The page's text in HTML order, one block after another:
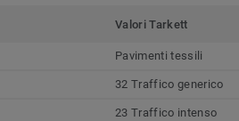
Valori Tarkett
Pavimenti tessili
32 Traffico generico
23 Traffico intenso